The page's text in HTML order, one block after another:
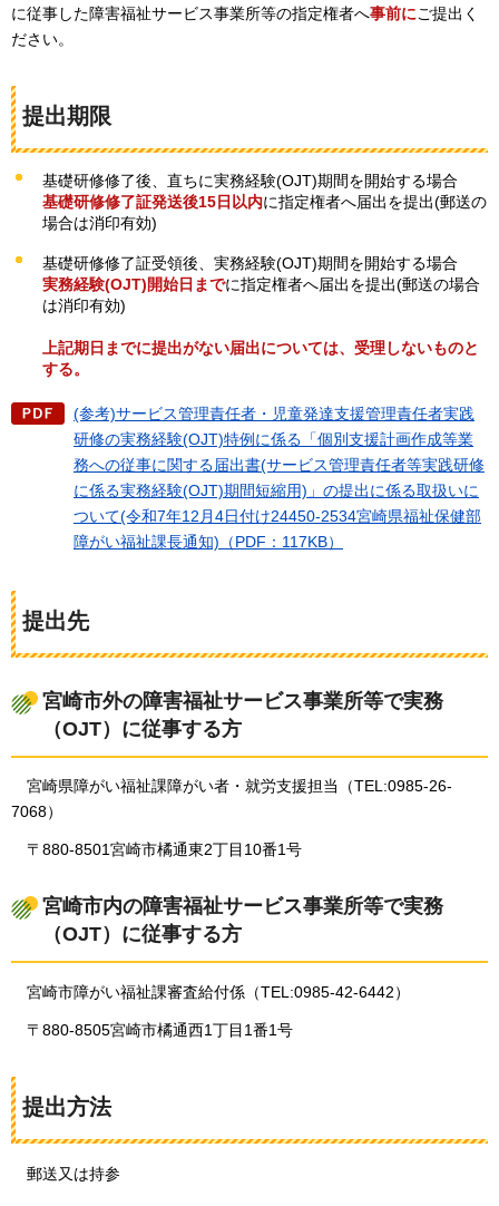
に従事した障害福祉サービス事業所等の指定権者へ事前にご提出く
ださい。
提出期限
基礎研修修了後、直ちに実務経験(OJT)期間を開始する場合
基礎研修修了証発送後15日以内に指定権者へ届出を提出(郵送の
場合は消印有効)
基礎研修修了証受領後、実務経験(OJT)期間を開始する場合
実務経験(OJT)開始日までに指定権者へ届出を提出(郵送の場合
は消印有効)
上記期日までに提出がない届出については、受理しないものと
する。
(参考)サービス管理責任者・児童発達支援管理責任者実践
研修の実務経験(OJT)特例に係る「個別支援計画作成等業
務への従事に関する届出書(サービス管理責任者等実践研修
に係る実務経験(OJT)期間短縮用)」の提出に係る取扱いに
ついて(令和7年12月4日付け24450-2534宮崎県福祉保健部
障がい福祉課長通知)（PDF：117KB）
提出先
宮崎市外の障害福祉サービス事業所等で実務
（OJT）に従事する方
宮崎県障がい福祉課障がい者・就労支援担当
（TEL:0985-26-
7068）
〒880-8501宮崎市橘通東2丁目10番1号
宮崎市内の障害福祉サービス事業所等で実務
（OJT）に従事する方
宮崎市障がい福祉課審査給付係（TEL:0985-42-6442）
〒880-8505宮崎市橘通西1丁目1番1号
提出方法
郵送又は持参